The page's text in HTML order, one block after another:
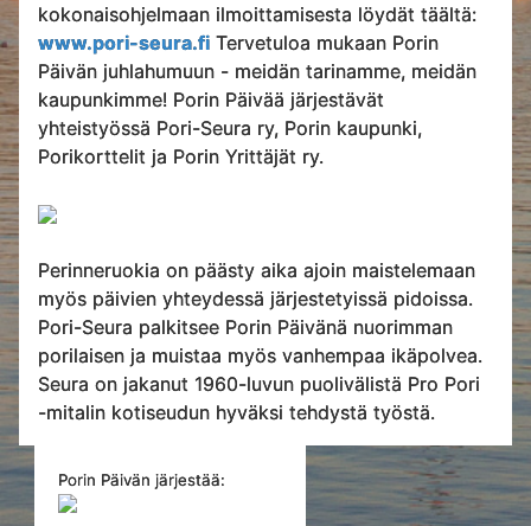
kokonaisohjelmaan ilmoittamisesta löydät täältä:
www.pori-seura.fi Tervetuloa mukaan Porin
Päivän juhlahumuun - meidän tarinamme, meidän
kaupunkimme! Porin Päivää järjestävät
yhteistyössä Pori-Seura ry, Porin kaupunki,
Porikorttelit ja Porin Yrittäjät ry.
Perinneruokia on päästy aika ajoin maistelemaan
myös päivien yhteydessä järjestetyissä pidoissa.
Pori-Seura palkitsee Porin Päivänä nuorimman
porilaisen ja muistaa myös vanhempaa ikäpolvea.
Seura on jakanut 1960-luvun puolivälistä Pro Pori
-mitalin kotiseudun hyväksi tehdystä työstä.
Porin Päivän järjestää: